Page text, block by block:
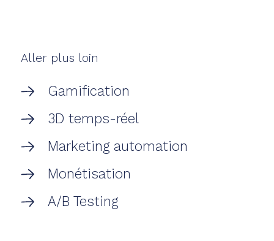
Aller plus loin
Gamification
3D temps-réel
Marketing automation
Monétisation
A/B Testing